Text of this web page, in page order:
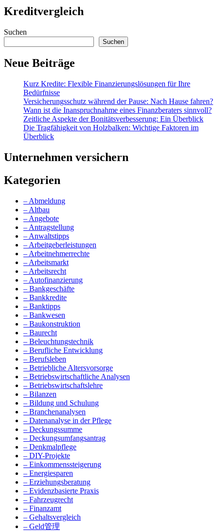
Kreditvergleich
Suchen
Suchen
Neue Beiträge
Kurz Kredite: Flexible Finanzierungslösungen für Ihre
Bedürfnisse
Versicherungsschutz während der Pause: Nach Hause fahren?
Wann ist die Inanspruchnahme eines Finanzberaters sinnvoll?
Zeitliche Aspekte der Bonitätsverbesserung: Ein Überblick
Die Tragfähigkeit von Holzbalken: Wichtige Faktoren im
Überblick
Unternehmen versichern
Kategorien
– Abmeldung
– Altbau
– Angebote
– Antragstellung
– Anwaltstipps
– Arbeitgeberleistungen
– Arbeitnehmerrechte
– Arbeitsmarkt
– Arbeitsrecht
– Autofinanzierung
– Bankgeschäfte
– Bankkredite
– Banktipps
– Bankwesen
– Baukonstruktion
– Baurecht
– Beleuchtungstechnik
– Berufliche Entwicklung
– Berufsleben
– Betriebliche Altersvorsorge
– Betriebswirtschaftliche Analysen
– Betriebswirtschaftslehre
– Bilanzen
– Bildung und Schulung
– Branchenanalysen
– Datenanalyse in der Pflege
– Deckungssumme
– Deckungsumfangsantrag
– Denkmalpflege
– DIY-Projekte
– Einkommenssteigerung
– Energiesparen
– Erziehungsberatung
– Evidenzbasierte Praxis
– Fahrzeugrecht
– Finanzamt
– Gehaltsvergleich
– Geld管理